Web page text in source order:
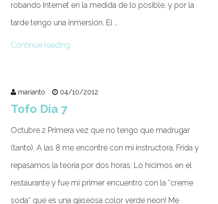
robando Internet en la medida de lo posible, y por la
tarde tengo una inmersión. El …
Continue reading
marianto 04/10/2012
Tofo Día 7
Octubre 2 Primera vez que no tengo que madrugar
(tanto). A las 8 me encontré con mi instructora, Frida y
repasamos la teoría por dos horas. Lo hicimos en el
restaurante y fue mi primer encuentro con la “creme
soda” que es una gaseosa color verde neon! Me